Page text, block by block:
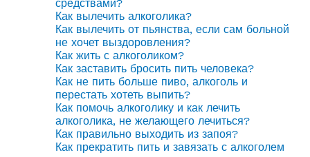
средствами?
Как вылечить алкоголика?
Как вылечить от пьянства, если сам больной
не хочет выздоровления?
Как жить с алкоголиком?
Как заставить бросить пить человека?
Как не пить больше пиво, алкоголь и
перестать хотеть выпить?
Как помочь алкоголику и как лечить
алкоголика, не желающего лечиться?
Как правильно выходить из запоя?
Как прекратить пить и завязать с алкоголем